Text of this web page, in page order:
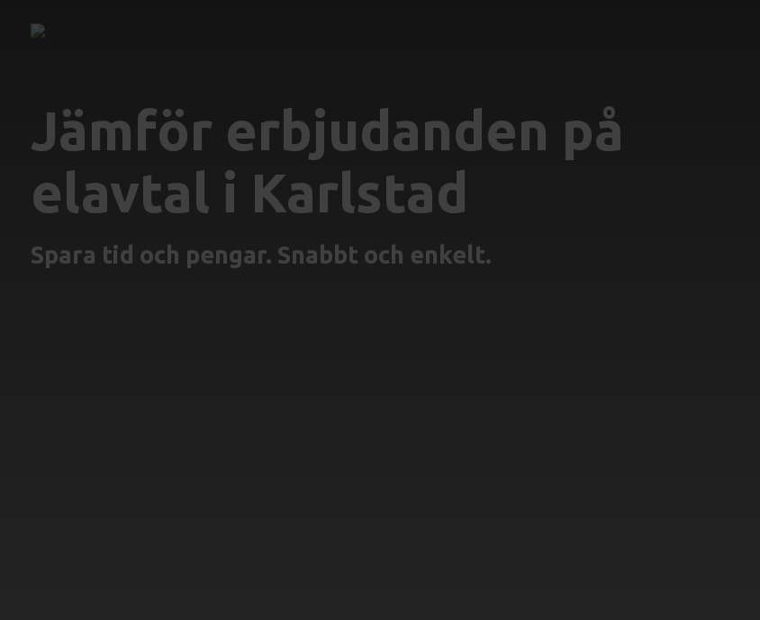
Jämför erbjudanden på
elavtal i Karlstad
Spara tid och pengar. Snabbt och enkelt.